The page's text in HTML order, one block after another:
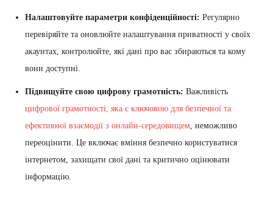
Налаштовуйте параметри конфіденційності: Регулярно
перевіряйте та оновлюйте налаштування приватності у своїх
акаунтах, контролюйте, які дані про вас збираються та кому
вони доступні.
Підвищуйте свою цифрову грамотність: Важливість
цифрової грамотності, яка є ключовою для безпечної та
ефективної взаємодії з онлайн-середовищем , неможливо
переоцінити. Це включає вміння безпечно користуватися
інтернетом, захищати свої дані та критично оцінювати
інформацію.